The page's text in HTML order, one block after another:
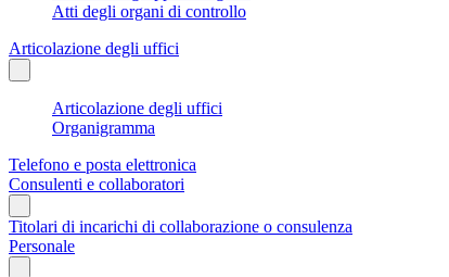
Atti degli organi di controllo
Articolazione degli uffici
Articolazione degli uffici
Organigramma
Telefono e posta elettronica
Consulenti e collaboratori
Titolari di incarichi di collaborazione o consulenza
Personale